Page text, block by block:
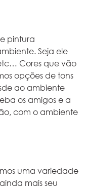
pintura
Seja ele
Cores que vão
opções de tons
ao ambiente
os amigos e a
com o ambiente
uma variedade
mais seu